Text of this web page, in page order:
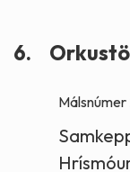
6.
Málsnúmer